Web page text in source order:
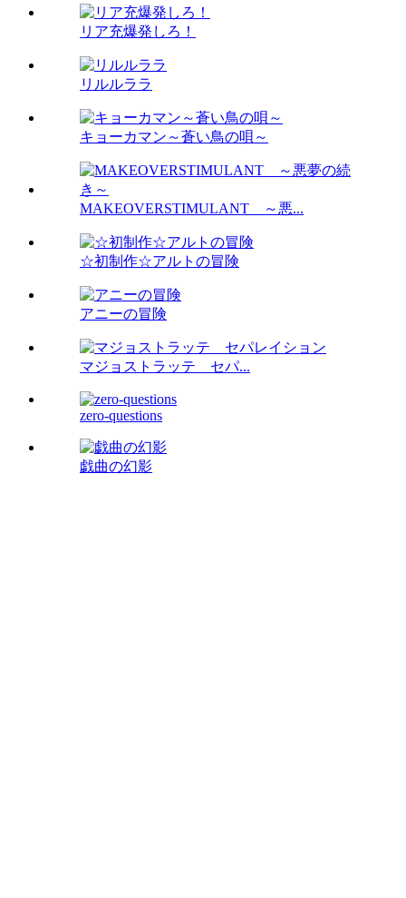
リア充爆発しろ！
リルルララ
キョーカマン～蒼い鳥の唄～
MAKEOVERSTIMULANT ～悪...
☆初制作☆アルトの冒険
アニーの冒険
マジョストラッテ セパ...
zero-questions
戯曲の幻影